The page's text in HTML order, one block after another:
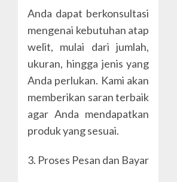
Anda dapat berkonsultasi
mengenai kebutuhan atap
welit, mulai dari jumlah,
ukuran, hingga jenis yang
Anda perlukan. Kami akan
memberikan saran terbaik
agar Anda mendapatkan
produk yang sesuai.
3. Proses Pesan dan Bayar